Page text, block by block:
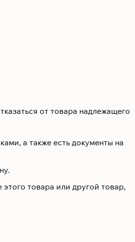
от товара надлежащего
а также есть документы на
товара или другой товар,